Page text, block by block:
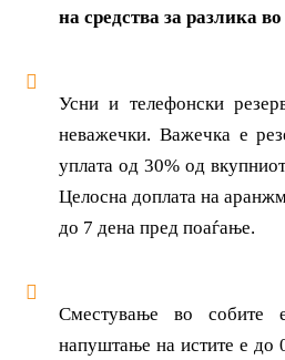
на средства за разлика
Усни и телефонски
неважечки. Важечка е
уплата од 30% од
Целосна доплата на
до 7 дена пред поаѓање.
Сместување во
напуштање на истите е до